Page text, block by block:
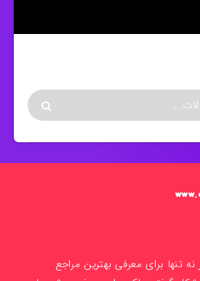
تنها برای معرفی بهترین مراجع